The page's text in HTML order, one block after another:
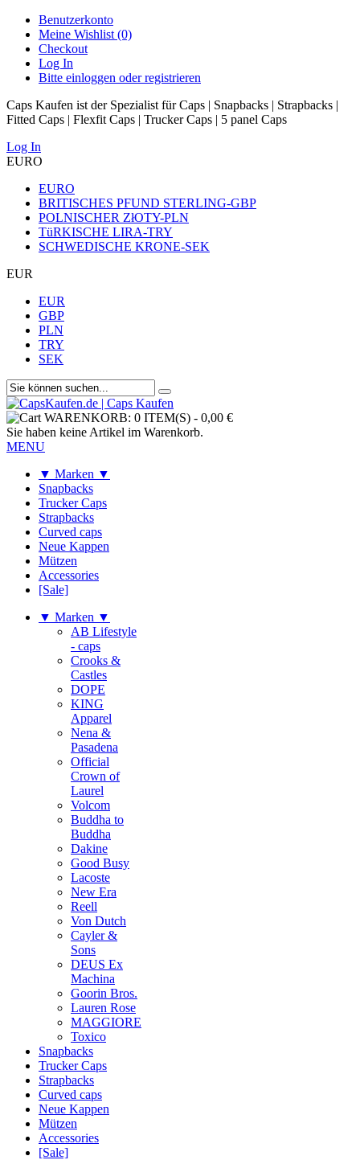
Benutzerkonto
Meine Wishlist (0)
Checkout
Log In
Bitte einloggen oder registrieren
Caps Kaufen ist der Spezialist für Caps | Snapbacks | Strapbacks |
Fitted Caps | Flexfit Caps | Trucker Caps | 5 panel Caps
Log In
EURO
EURO
BRITISCHES PFUND STERLING-GBP
POLNISCHER ZłOTY-PLN
TüRKISCHE LIRA-TRY
SCHWEDISCHE KRONE-SEK
EUR
EUR
GBP
PLN
TRY
SEK
WARENKORB: 0 ITEM(S) - 0,00 €
Sie haben keine Artikel im Warenkorb.
MENU
▼ Marken ▼
Snapbacks
Trucker Caps
Strapbacks
Curved caps
Neue Kappen
Mützen
Accessories
[Sale]
▼ Marken ▼
AB Lifestyle
- caps
Crooks &
Castles
DOPE
KING
Apparel
Nena &
Pasadena
Official
Crown of
Laurel
Volcom
Buddha to
Buddha
Dakine
Good Busy
Lacoste
New Era
Reell
Von Dutch
Cayler &
Sons
DEUS Ex
Machina
Goorin Bros.
Lauren Rose
MAGGIORE
Toxico
Snapbacks
Trucker Caps
Strapbacks
Curved caps
Neue Kappen
Mützen
Accessories
[Sale]